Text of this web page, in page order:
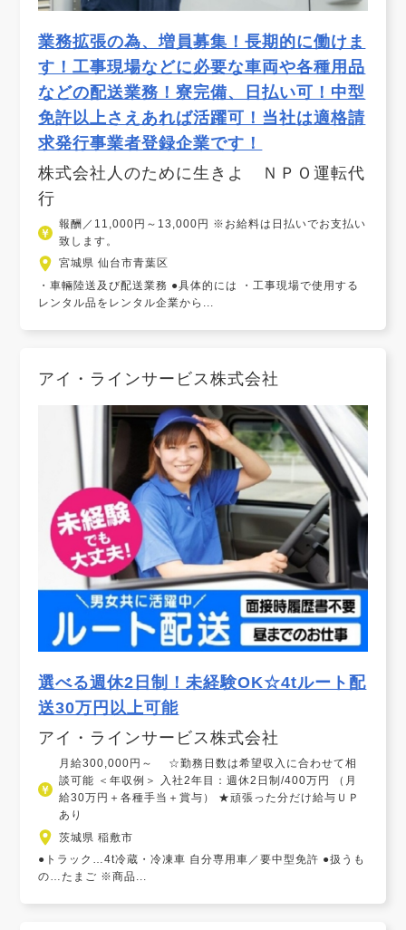
業務拡張の為、増員募集！長期的に働けま
す！工事現場などに必要な車両や各種用品
などの配送業務！寮完備、日払い可！中型
免許以上さえあれば活躍可！当社は適格請
求発行事業者登録企業です！
株式会社人のために生きよ ＮＰＯ運転代
行
報酬／11,000円～13,000円 ※お給料は日払いでお支払い
致します。
宮城県 仙台市青葉区
・車輛陸送及び配送業務 ●具体的には ・工事現場で使用する
レンタル品をレンタル企業から...
アイ・ラインサービス株式会社
選べる週休2日制！未経験OK☆4tルート配
送30万円以上可能
アイ・ラインサービス株式会社
月給300,000円～ ☆勤務日数は希望収入に合わせて相
談可能 ＜年収例＞ 入社2年目：週休2日制/400万円 （月
給30万円＋各種手当＋賞与） ★頑張った分だけ給与ＵＰ
あり
茨城県 稲敷市
●トラック…4t冷蔵・冷凍車 自分専用車／要中型免許 ●扱うも
の…たまご ※商品...